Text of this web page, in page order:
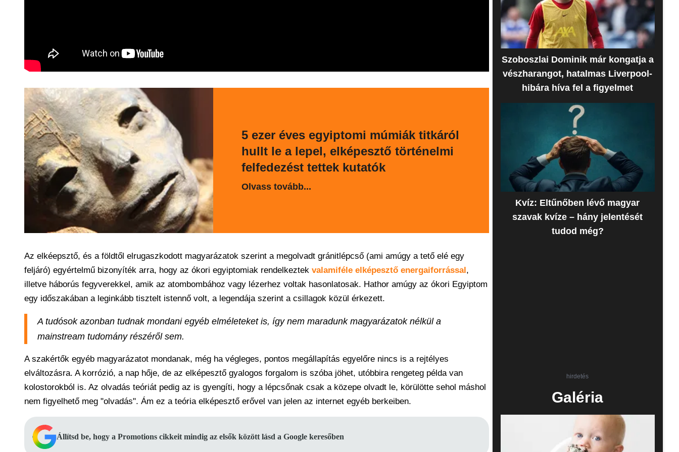
5 ezer éves egyiptomi múmiák titkáról
hullt le a lepel, elképesztő történelmi
felfedezést tettek kutatók
Olvass tovább...
Az elkéepsztő, és a földtől elrugaszkodott magyarázatok szerint a megolvadt gránitlépcső (ami amúgy a tető elé egy
feljáró) egyértelmű bizonyíték arra, hogy az ókori egyiptomiak rendelkeztek valamiféle elképesztő energaiforrással,
illetve háborús fegyverekkel, amik az atombombához vagy lézerhez voltak hasonlatosak. Hathor amúgy az ókori Egyiptom
egy időszakában a leginkább tisztelt istennő volt, a legendája szerint a csillagok közül érkezett.
A tudósok azonban tudnak mondani egyéb elméleteket is, így nem maradunk magyarázatok nélkül a
mainstream tudomány részéről sem.
A szakértők egyéb magyarázatot mondanak, még ha végleges, pontos megállapítás egyelőre nincs is a rejtélyes
elváltozásra. A korrózió, a nap hője, de az elképesztő gyalogos forgalom is szóba jöhet, utóbbira rengeteg példa van
kolostorokból is. Az olvadás teóriát pedig az is gyengíti, hogy a lépcsőnak csak a közepe olvadt le, körülötte sehol máshol
nem figyelhető meg "olvadás". Ám ez a teória elképesztő erővel van jelen az internet egyéb berkeiben.
Állítsd be, hogy a Promotions cikkeit mindig az elsők között lásd a Google keresőben
Szoboszlai Dominik már kongatja a
vészharangot, hatalmas Liverpool-
hibára híva fel a figyelmet
Kvíz: Eltűnőben lévő magyar
szavak kvíze – hány jelentését
tudod még?
hirdetés
Galéria